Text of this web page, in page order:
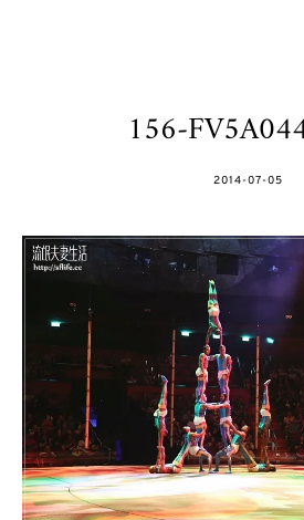
156-
POSTED
2014-07-05